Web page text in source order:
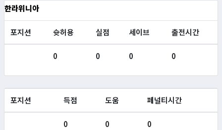
한라위니아
포지션 슛허용 실점 세이브 출전시간
0 0 0 0
포지션 득점 도움 페널티시간
0 0 0